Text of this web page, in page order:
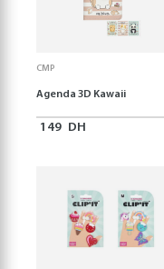
CMP
Agenda 3D Kawaii
149 DH